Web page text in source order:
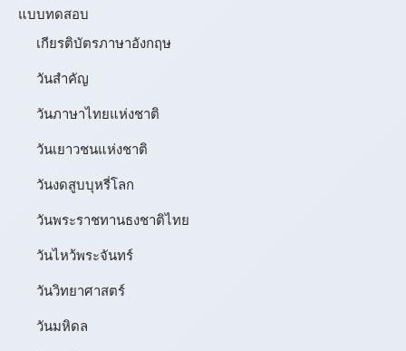
แบบทดสอบ
เกียรติบัตรภาษาอังกฤษ
วันสำคัญ
วันภาษาไทยแห่งชาติ
วันเยาวชนแห่งชาติ
วันงดสูบบุหรี่โลก
วันพระราชทานธงชาติไทย
วันไหว้พระจันทร์​
วันวิทยาศาสตร์
วันมหิดล